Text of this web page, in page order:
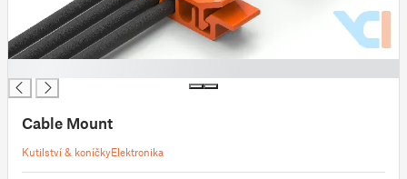
Cable Mount
Kutilství & koníčkyElektronika